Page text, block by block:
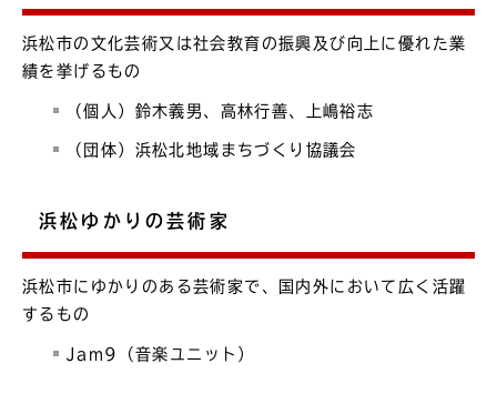
浜松市の文化芸術又は社会教育の振興及び向上に優れた業
績を挙げるもの
（個人）鈴木義男、高林行善、上嶋裕志
（団体）浜松北地域まちづくり協議会
浜松ゆかりの芸術家
浜松市にゆかりのある芸術家で、国内外において広く活躍
するもの
Jam9（音楽ユニット）